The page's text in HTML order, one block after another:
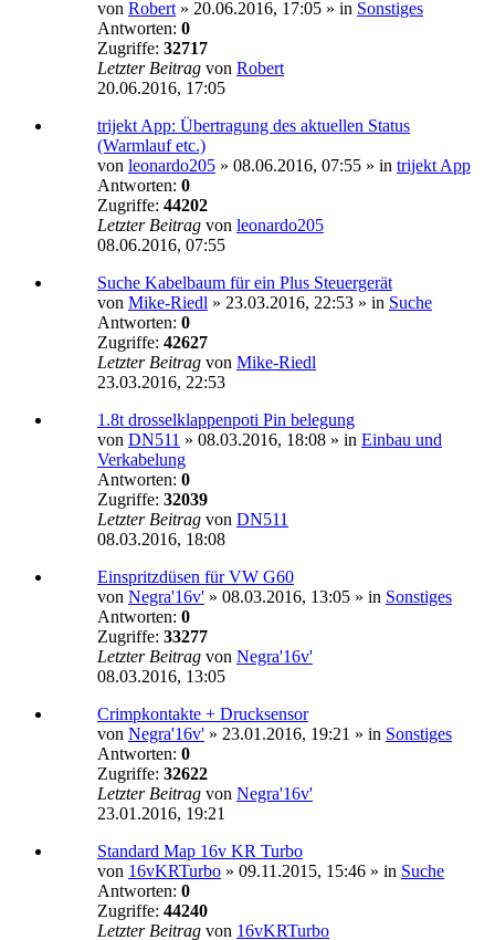
von Robert » 20.06.2016, 17:05 » in Sonstiges
Antworten: 0
Zugriffe: 32717
Letzter Beitrag von Robert
20.06.2016, 17:05
trijekt App: Übertragung des aktuellen Status
(Warmlauf etc.)
von leonardo205 » 08.06.2016, 07:55 » in trijekt App
Antworten: 0
Zugriffe: 44202
Letzter Beitrag von leonardo205
08.06.2016, 07:55
Suche Kabelbaum für ein Plus Steuergerät
von Mike-Riedl » 23.03.2016, 22:53 » in Suche
Antworten: 0
Zugriffe: 42627
Letzter Beitrag von Mike-Riedl
23.03.2016, 22:53
1.8t drosselklappenpoti Pin belegung
von DN511 » 08.03.2016, 18:08 » in Einbau und
Verkabelung
Antworten: 0
Zugriffe: 32039
Letzter Beitrag von DN511
08.03.2016, 18:08
Einspritzdüsen für VW G60
von Negra'16v' » 08.03.2016, 13:05 » in Sonstiges
Antworten: 0
Zugriffe: 33277
Letzter Beitrag von Negra'16v'
08.03.2016, 13:05
Crimpkontakte + Drucksensor
von Negra'16v' » 23.01.2016, 19:21 » in Sonstiges
Antworten: 0
Zugriffe: 32622
Letzter Beitrag von Negra'16v'
23.01.2016, 19:21
Standard Map 16v KR Turbo
von 16vKRTurbo » 09.11.2015, 15:46 » in Suche
Antworten: 0
Zugriffe: 44240
Letzter Beitrag von 16vKRTurbo